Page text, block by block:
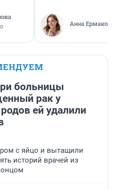
Анна Ермакова
больницы
рак у
ей удалили
с яйцо и вытащили
историй врачей из